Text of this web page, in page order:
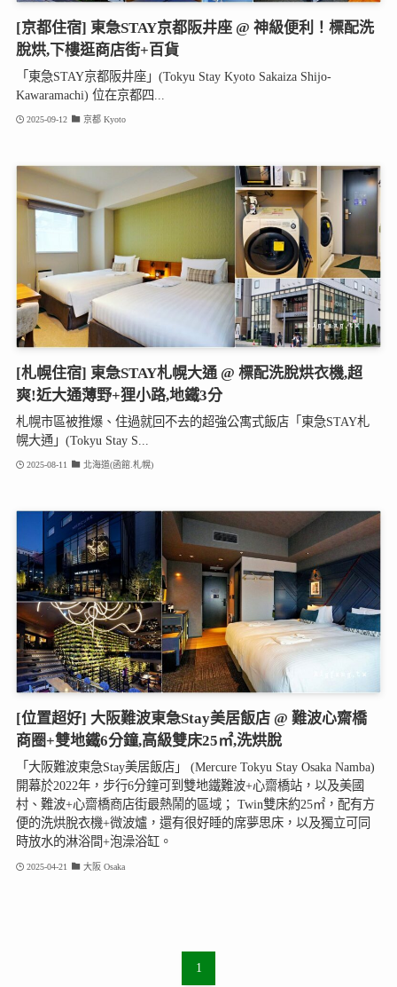
[京都住宿] 東急STAY京都阪井座 @ 神級便利！標配洗
脫烘,下樓逛商店街+百貨
「東急STAY京都阪井座」(Tokyu Stay Kyoto Sakaiza Shijo-
Kawaramachi) 位在京都四...
2025-09-12 京都 Kyoto
[札幌住宿] 東急STAY札幌大通 @ 標配洗脫烘衣機,超
爽!近大通薄野+狸小路,地鐵3分
札幌市區被推爆、住過就回不去的超強公寓式飯店「東急STAY札
幌大通」(Tokyu Stay S...
2025-08-11 北海道(函館.札幌)
[位置超好] 大阪難波東急Stay美居飯店 @ 難波心齋橋
商圈+雙地鐵6分鐘,高級雙床25㎡,洗烘脫
「大阪難波東急Stay美居飯店」 (Mercure Tokyu Stay Osaka Namba)
開幕於2022年，步行6分鐘可到雙地鐵難波+心齋橋站，以及美國
村、難波+心齋橋商店街最熱鬧的區域； Twin雙床約25㎡，配有方
便的洗烘脫衣機+微波爐，還有很好睡的席夢思床，以及獨立可同
時放水的淋浴間+泡澡浴缸。
2025-04-21 大阪 Osaka
1